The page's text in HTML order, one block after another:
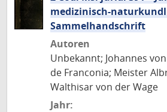
medizinisch-
Sammelhandschrift
Autoren
Unbekannt; Johannes
de Franconia; Meister
Walthisar von der Wage
Jahr: